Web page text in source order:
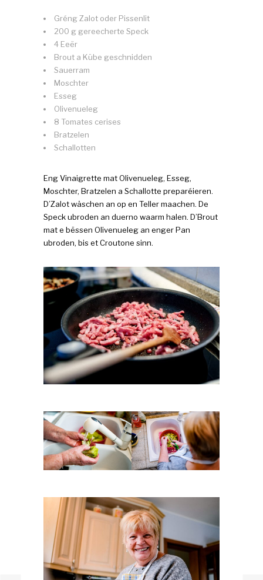
Gréng Zalot oder Pissenlit
200 g gereecherte Speck
4 Eeër
Brout a Kübe geschnidden
Sauerram
Moschter
Esseg
Olivenueleg
8 Tomates cerises
Bratzelen
Schallotten
Eng Vinaigrette mat Olivenueleg, Esseg,
Moschter, Bratzelen a Schallotte preparéieren.
D’Zalot wäschen an op en Teller maachen. De
Speck ubroden an duerno waarm halen. D’Brout
mat e bëssen Olivenueleg an enger Pan
ubroden, bis et Croutone sinn.